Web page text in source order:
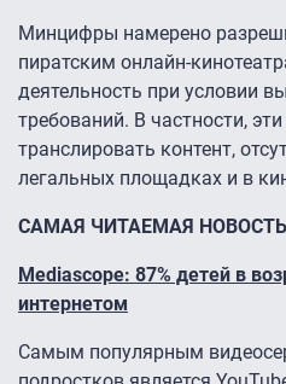
Минцифры намерено
пиратским онлайн-
деятельность при условии
требований. В частности,
транслировать контент,
легальных площадках и в
САМАЯ ЧИТАЕМАЯ
Mediascope: 87% детей в
интернетом
Самым популярным